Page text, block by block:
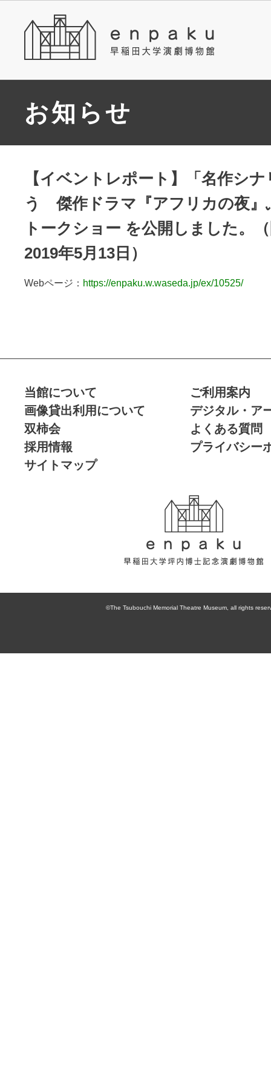
お知らせ
【イベントレポート】「名作シ
う 傑作ドラマ『アフリカの夜』
トークショー を公開しました。
2019年5月13日）
Webページ： https://enpaku.w.waseda.jp/ex/10525/
当館について
ご利用案内
画像貸出利用について
デジタル・ア
双柿会
よくある質問
採用情報
プライバシー
サイトマップ
大学坪内博士記
念演劇博物館
©The Tsubouchi Memorial Theatre Museum, all rights